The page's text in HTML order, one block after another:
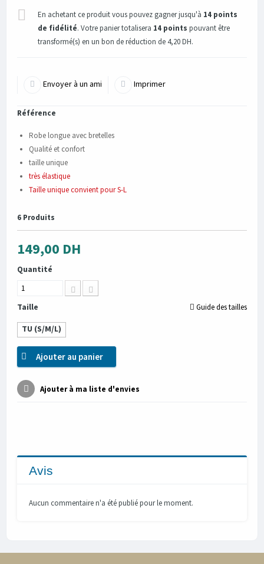
En achetant ce produit vous pouvez gagner jusqu'à 14 points
de fidélité. Votre panier totalisera 14 points pouvant être
transformé(s) en un bon de réduction de4,20 DH.
Envoyer à un ami Imprimer
Référence
Robe longue avec bretelles
Qualité et confort
taille unique
très élastique
Taille unique convient pour S-L
6 Produits
149,00 DH
Quantité
Taille Guide des tailles
TU (S/M/L)
Ajouter au panier
Ajouter à ma liste d'envies
Avis
Aucun commentaire n'a été publié pour le moment.